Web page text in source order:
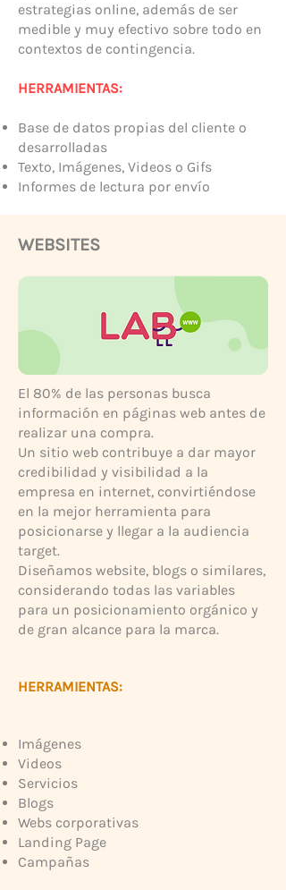
estrategias online, además de ser
medible y muy efectivo sobre todo en
contextos de contingencia.
HERRAMIENTAS:
Base de datos propias del cliente o
desarrolladas
Texto, Imágenes, Videos o Gifs
Informes de lectura por envío
WEBSITES
El 80% de las personas busca
información en páginas web antes de
realizar una compra.
Un sitio web contribuye a dar mayor
credibilidad y visibilidad a la
empresa en internet, convirtiéndose
en la mejor herramienta para
posicionarse y llegar a la audiencia
target.
Diseñamos website, blogs o similares,
considerando todas las variables
para un posicionamiento orgánico y
de gran alcance para la marca.
HERRAMIENTAS:
Imágenes
Videos
Servicios
Blogs
Webs corporativas
Landing Page
Campañas